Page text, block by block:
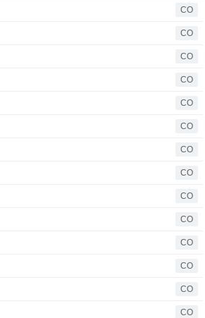
CO
CO
CO
CO
CO
CO
CO
CO
CO
CO
CO
CO
CO
CO